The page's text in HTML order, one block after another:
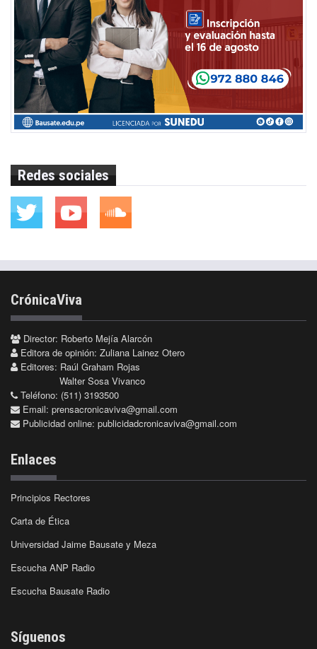
Redes sociales
CrónicaViva
Director: Roberto Mejía Alarcón
Editora de opinión: Zuliana Lainez Otero
Editores: Raúl Graham Rojas
Walter Sosa Vivanco
Teléfono: (511) 3193500
Email: prensacronicaviva@gmail.com
Publicidad online: publicidadcronicaviva@gmail.com
Enlaces
Principios Rectores
Carta de Ética
Universidad Jaime Bausate y Meza
Escucha ANP Radio
Escucha Bausate Radio
Síguenos